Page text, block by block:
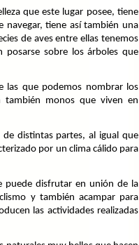
que este lugar posee, tiene
navegar, tiene así también una
de aves entre ellas tenemos
posarse sobre los árboles que
las que podemos nombrar los
también monos que viven en
distintas partes, al igual que
por un clima cálido para
puede disfrutar en unión de la
y también acampar para
las actividades realizadas